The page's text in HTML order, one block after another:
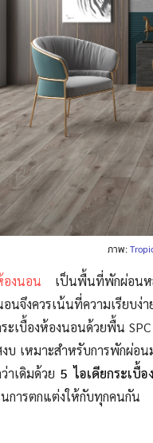
ภาพ:
องนอน เป็นพื้นที่พักผ่อนห
นจึงควรเน้นที่ความเรียบง่
ะเบื้องห้องนอนด้วยพื้น
บ เหมาะสำหรับการพักผ่อน
าเดิมด้วย 5 ไอเดียกระเบื้
การตกแต่งให้กับทุกคนกัน